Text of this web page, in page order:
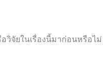
จัยในเรื่องนี้มาก่อนหรือไม่